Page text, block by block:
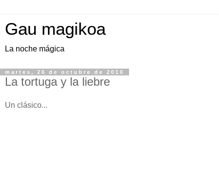
Gau magikoa
La noche mágica
martes, 26 de octubre de 2010
La tortuga y la liebre
Un clásico...